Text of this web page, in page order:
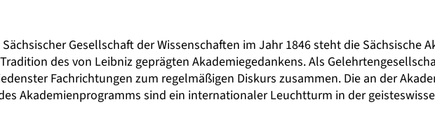
Gesellschaft der Wissenschaften im Jahr 1846 steht die Sächsische
des von Leibniz geprägten Akademiegedankens. Als
Fachrichtungen zum regelmäßigen Diskurs zusammen. Die an der
Akademienprogramms sind ein internationaler Leuchtturm in der